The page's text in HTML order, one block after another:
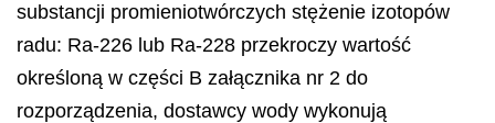
substancji promieniotwórczych stężenie izotopów
radu: Ra-226 lub Ra-228 przekroczy wartość
określoną w części B załącznika nr 2 do
rozporządzenia, dostawcy wody wykonują